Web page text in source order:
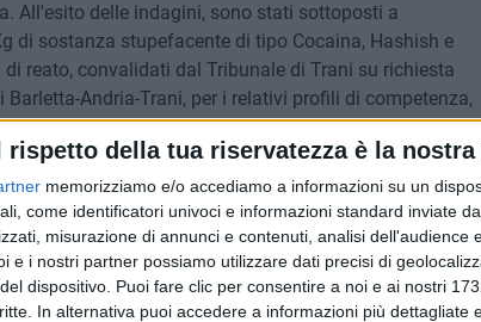
rispetto della tua riservatezza è la
memorizziamo e/o accediamo a informazioni su un
come identificatori univoci e informazioni standard inviate
misurazione di annunci e contenuti, analisi dell'audience
e i nostri partner possiamo utilizzare dati precisi di
dispositivo. Puoi fare clic per consentire a noi e ai nostri
In alternativa puoi accedere a informazioni più dettagliate
All'esito delle indagini, sono stati sottoposti a
di sostanza stupefacente di tipo Cocaina, Hashish e
reato, convalidati dal Tribunale di Trani su richiesta
Andria-Trani, per i relativi profili di competenza,
eseguiti in data odierna che, nello specifico, hanno
cautelare in carcere nei confronti di n. 5 soggetti e
alla Polizia Giudiziaria.
interdittiva corrispondente al divieto temporaneo (di